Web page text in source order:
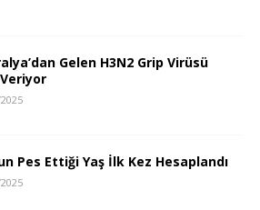
Gelen H3N2 Grip Virüsü
Pes Ettiği Yaş İlk Kez Hesaplandı